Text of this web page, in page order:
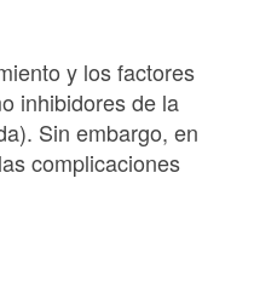
y los factores
inhibidores de la
Sin embargo, en
complicaciones